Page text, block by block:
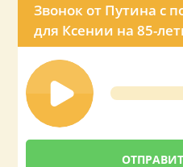
Звонок от Путина с
для Ксении на 85-